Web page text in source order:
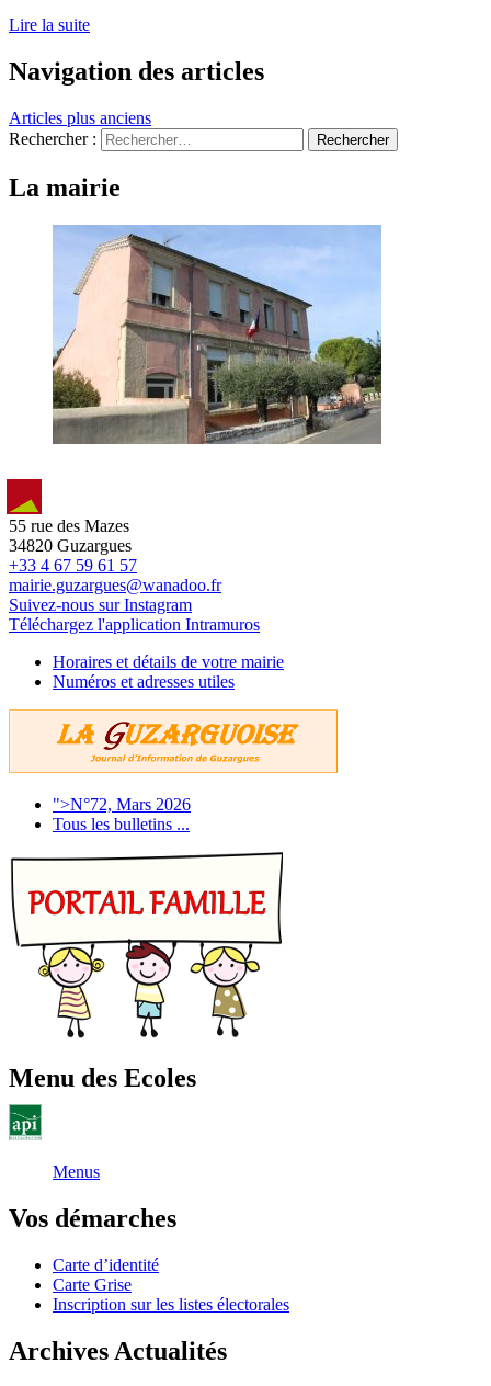
Lire la suite
Navigation des articles
Articles plus anciens
Rechercher :
La mairie
55 rue des Mazes
34820 Guzargues
+33 4 67 59 61 57
mairie.guzargues@wanadoo.fr
Suivez-nous sur Instagram
Téléchargez l'application Intramuros
Horaires et détails de votre mairie
Numéros et adresses utiles
">N°72, Mars 2026
Tous les bulletins ...
Menu des Ecoles
Menus
Vos démarches
Carte d’identité
Carte Grise
Inscription sur les listes électorales
Archives Actualités